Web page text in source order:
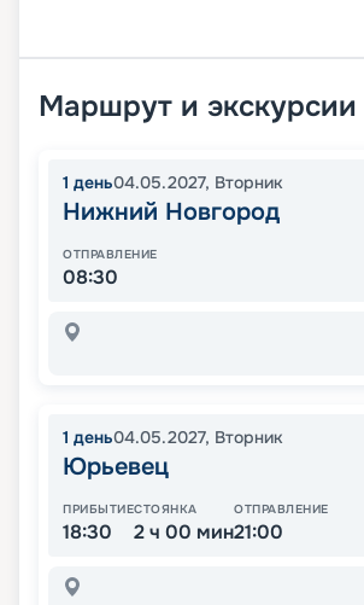
Маршрут и экскурсии
1 день04.05.2027, Вторник
Нижний Новгород
ОТПРАВЛЕНИЕ
08:30
1 день04.05.2027, Вторник
Юрьевец
ПРИБЫТИЕ
18:30
СТОЯНКА
2 ч 00 мин
ОТПРАВЛЕНИЕ
21:00